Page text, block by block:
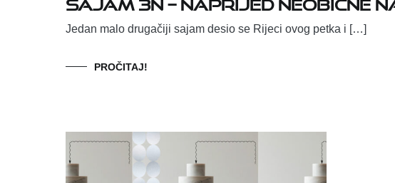
Jedan malo drugačiji sajam desio se Rijeci ovog petka i […]
PROČITAJ!